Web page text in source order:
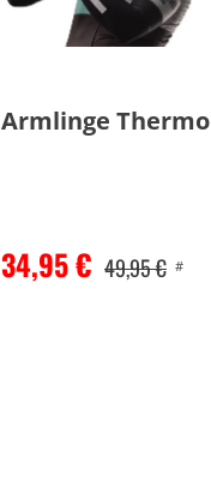
Armlinge Thermo
34,95 € 49,95 € #